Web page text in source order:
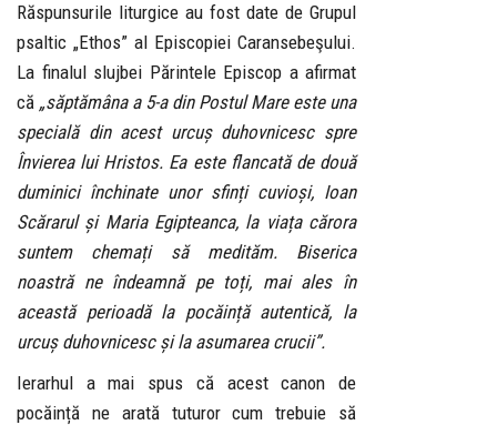
Răspunsurile liturgice au fost date de Grupul
psaltic „Ethos” al Episcopiei Caransebeşului.
La finalul slujbei Părintele Episcop a afirmat
că „săptămâna a 5-a din Postul Mare este una
specială din acest urcuș duhovnicesc spre
Învierea lui Hristos. Ea este flancată de două
duminici închinate unor sfinți cuvioși, Ioan
Scărarul și Maria Egipteanca, la viața cărora
suntem chemați să medităm. Biserica
noastră ne îndeamnă pe toți, mai ales în
această perioadă la pocăință autentică, la
urcuș duhovnicesc și la asumarea crucii”.
Ierarhul a mai spus că acest canon de
pocăință ne arată tuturor cum trebuie să